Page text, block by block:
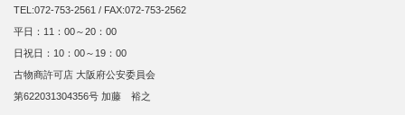
TEL:072-753-2561 / FAX:072-753-2562
平日：11：00～20：00
日祝日：10：00～19：00
古物商許可店 大阪府公安委員会
第622031304356号 加藤 裕之